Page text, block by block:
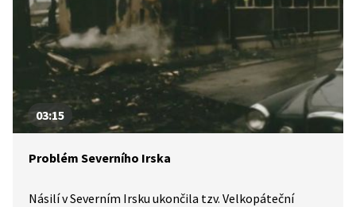
velkopáteční dohoda v roce 1998 sice ukončila vleklý
konflikt v Severním Irsku, současná situace v Severním
Irsku je však po brexitu velmi rozkolísaná.
03:15
Problém Severního Irska
Násilí v Severním Irsku ukončila tzv. Velkopáteční